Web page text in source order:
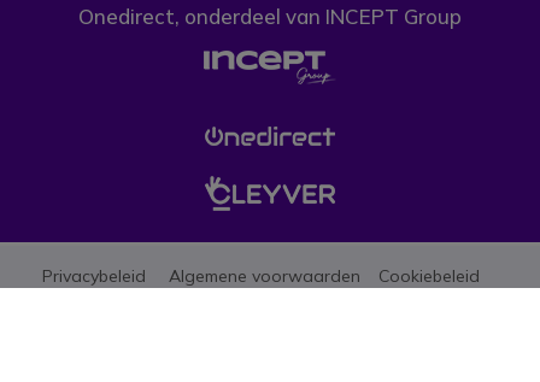
Onedirect, onderdeel van INCEPT Group
Privacybeleid Algemene voorwaarden Cookiebeleid